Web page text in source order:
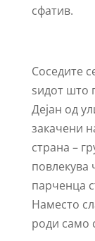
сфатив.
Соседите
ѕидот што
Дејан од
закачени
страна –
повлекува
парченца
Наместо
роди само